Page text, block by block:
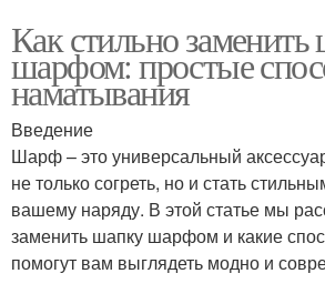
Как стильно
шарфом: простые
наматывания
Введение
Шарф – это универсальный
не только согреть, но и стать
вашему наряду. В этой статье мы
заменить шапку шарфом и какие
помогут вам выглядеть модно и